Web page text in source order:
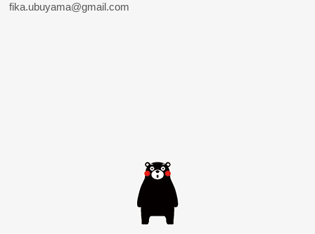
fika.ubuyama@gmail.com